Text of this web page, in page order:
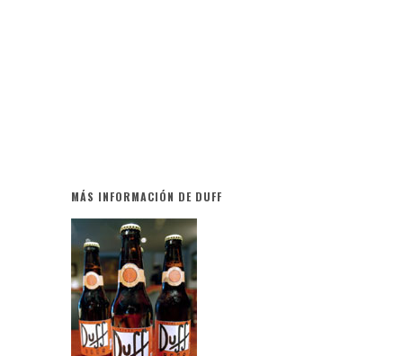
MÁS INFORMACIÓN DE DUFF